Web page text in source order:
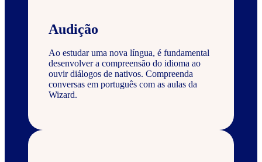
Audição
Ao estudar uma nova língua, é fundamental
desenvolver a compreensão do idioma ao
ouvir diálogos de nativos. Compreenda
conversas em português com as aulas da
Wizard.